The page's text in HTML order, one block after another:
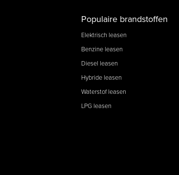
Populaire brandstoffen
Elektrisch leasen
Benzine leasen
Diesel leasen
Hybride leasen
Waterstof leasen
LPG leasen